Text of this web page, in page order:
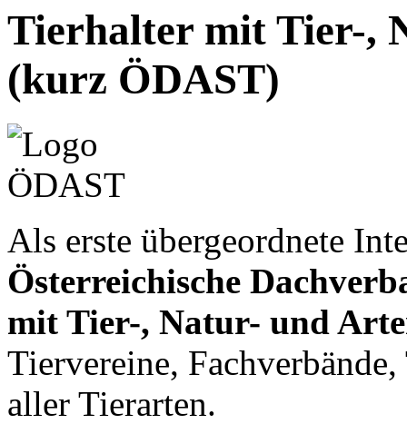
Tierhalter mit Tier-,
(kurz ÖDAST)
Als erste übergeordnete
Österreichische
mit Tier-, Natur- und
Tiervereine,
aller Tierarten.